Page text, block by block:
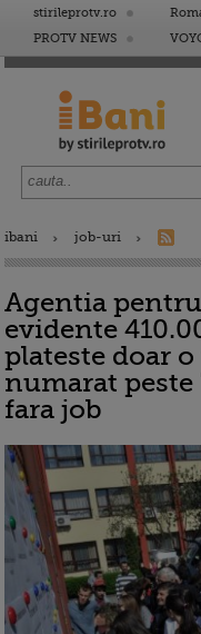
stirileprotv.ro
PROTV NEWS
ibani job-uri
Agentia
evidente
plateste doar
numarat peste
fara job